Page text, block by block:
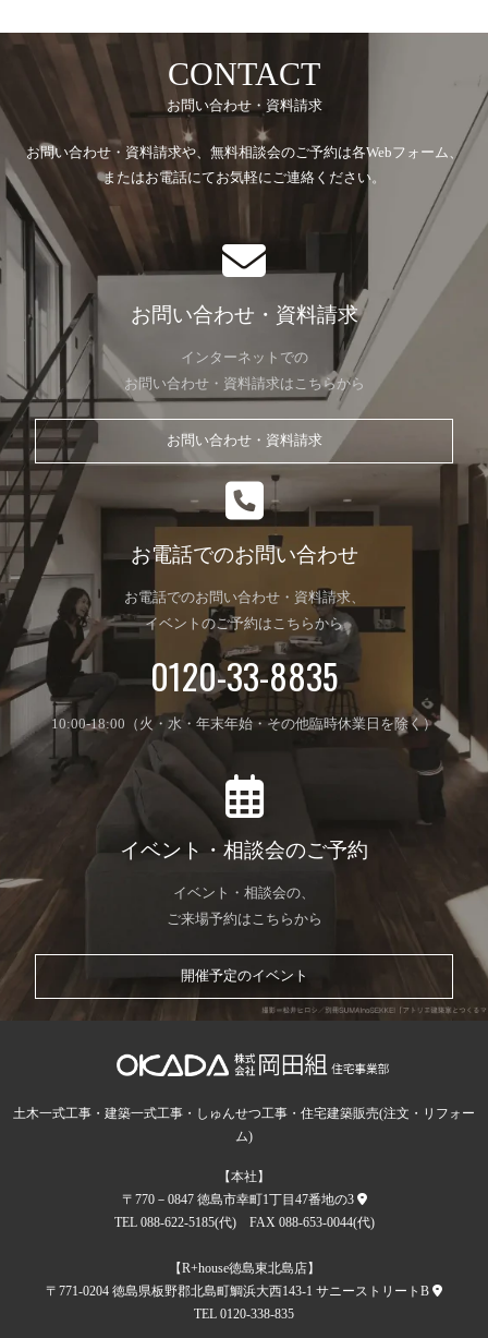
CONTACT
お問い合わせ・資料請求
お問い合わせ・資料請求や、無料相談会のご予約は各Webフォーム、
またはお電話にてお気軽にご連絡ください。
お問い合わせ・資料請求
インターネットでの
お問い合わせ・資料請求はこちらから
お問い合わせ・資料請求
お電話でのお問い合わせ
お電話でのお問い合わせ・資料請求、
イベントのご予約はこちらから
0120-33-8835
10:00-18:00（火・水・年末年始・その他臨時休業日を除く）
イベント・相談会のご予約
イベント・相談会の、
ご来場予約はこちらから
開催予定のイベント
土木一式工事・建築一式工事・しゅんせつ工事・住宅建築販売(注文・リフォー
ム)
【本社】
〒770－0847 徳島市幸町1丁目47番地の3
TEL 088-622-5185(代) FAX 088-653-0044(代)
【R+house徳島東北島店】
〒771-0204 徳島県板野郡北島町鯛浜大西143-1 サニーストリートB
TEL 0120-338-835